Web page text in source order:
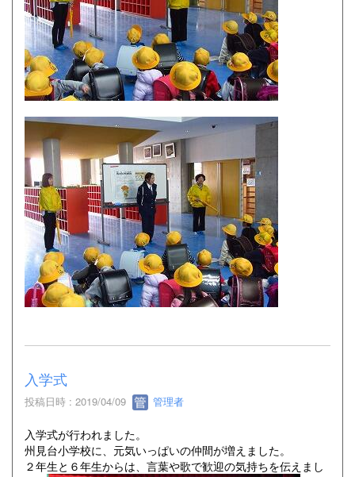
入学式
投稿日時 : 2019/04/09 管理者
入学式が行われました。
州見台小学校に、元気いっぱいの仲間が増えました。
２年生と６年生からは、言葉や歌で歓迎の気持ちを伝えまし